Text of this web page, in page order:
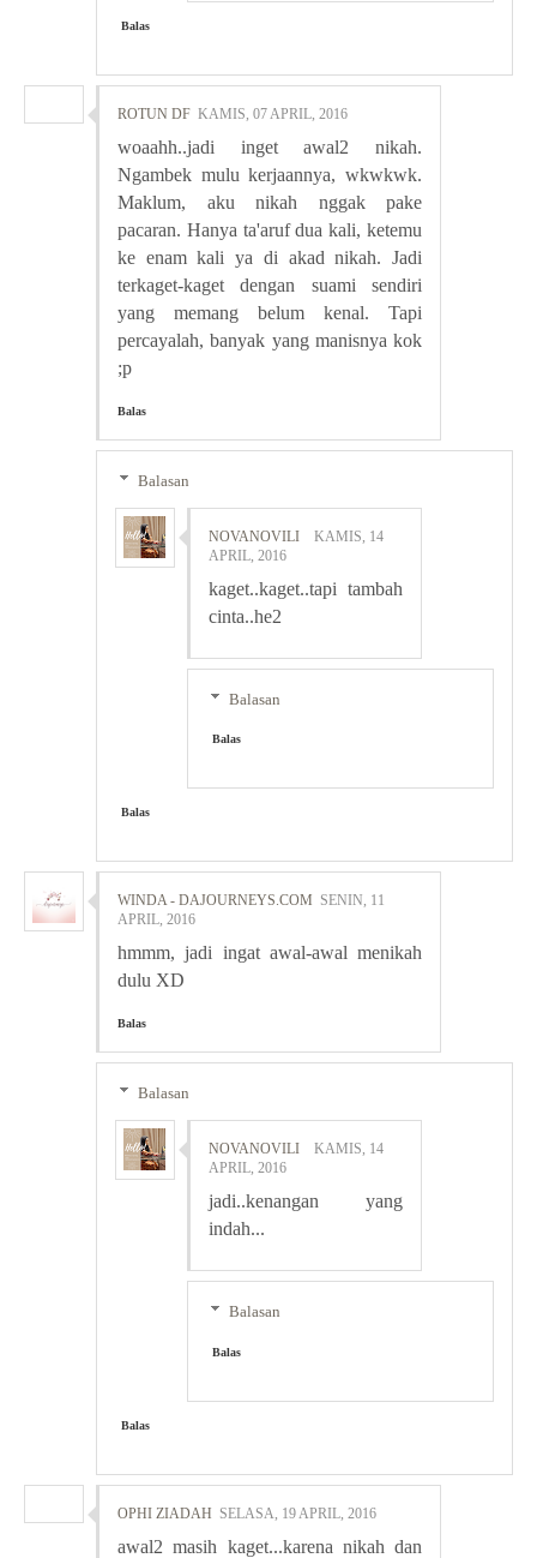
Balas
ROTUN DF KAMIS, 07 APRIL, 2016
woaahh..jadi inget awal2 nikah.
Ngambek mulu kerjaannya, wkwkwk.
Maklum, aku nikah nggak pake
pacaran. Hanya ta'aruf dua kali, ketemu
ke enam kali ya di akad nikah. Jadi
terkaget-kaget dengan suami sendiri
yang memang belum kenal. Tapi
percayalah, banyak yang manisnya kok
;p
Balas
Balasan
NOVANOVILI
KAMIS, 14
APRIL, 2016
kaget..kaget..tapi tambah
cinta..he2
Balasan
Balas
Balas
WINDA - DAJOURNEYS.COM SENIN, 11
APRIL, 2016
hmmm, jadi ingat awal-awal menikah
dulu XD
Balas
Balasan
NOVANOVILI
KAMIS, 14
APRIL, 2016
jadi..kenangan yang
indah...
Balasan
Balas
Balas
OPHI ZIADAH SELASA, 19 APRIL, 2016
awal2 masih kaget...karena nikah dan